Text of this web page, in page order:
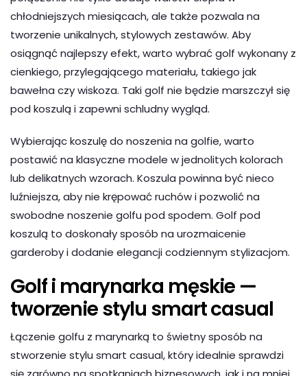
chłodniejszych miesiącach, ale także pozwala na
tworzenie unikalnych, stylowych zestawów. Aby
osiągnąć najlepszy efekt, warto wybrać golf wykonany z
cienkiego, przylegającego materiału, takiego jak
bawełna czy wiskoza. Taki golf nie będzie marszczył się
pod koszulą i zapewni schludny wygląd.
Wybierając koszulę do noszenia na golfie, warto
postawić na klasyczne modele w jednolitych kolorach
lub delikatnych wzorach. Koszula powinna być nieco
luźniejsza, aby nie krępować ruchów i pozwolić na
swobodne noszenie golfu pod spodem. Golf pod
koszulą to doskonały sposób na urozmaicenie
garderoby i dodanie elegancji codziennym stylizacjom.
Golf i marynarka męskie —
tworzenie stylu smart casual
Łączenie golfu z marynarką to świetny sposób na
stworzenie stylu smart casual, który idealnie sprawdzi